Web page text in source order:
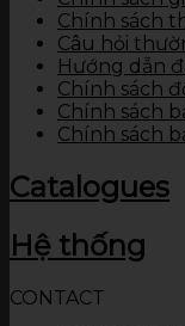
Chính sách
Câu hỏi
Hướng dẫn
Chính sách
Chính sách
Chính sách
Catalogues
Hệ thống
CONTACT